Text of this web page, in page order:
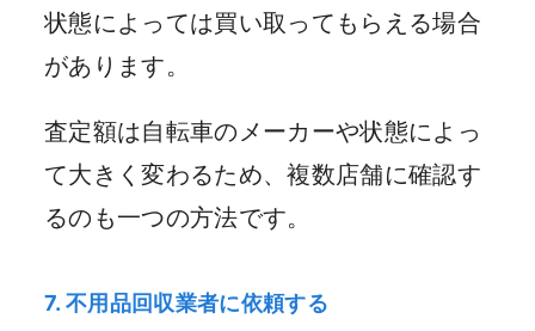
状態によっては買い取ってもらえる場合
があります。
査定額は自転車のメーカーや状態によっ
て大きく変わるため、複数店舗に確認す
るのも一つの方法です。
7. 不用品回収業者に依頼する